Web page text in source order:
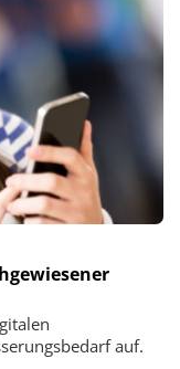
auf.